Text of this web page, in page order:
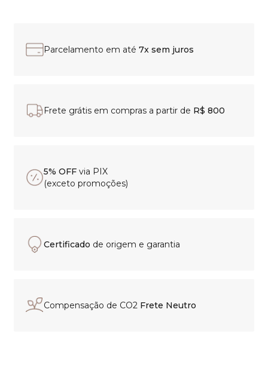
Parcelamento em até 7x sem juros
Frete grátis em compras a partir de R$ 800
5% OFF via PIX
(exceto promoções)
Certificado de origem e garantia
Compensação de CO2 Frete Neutro